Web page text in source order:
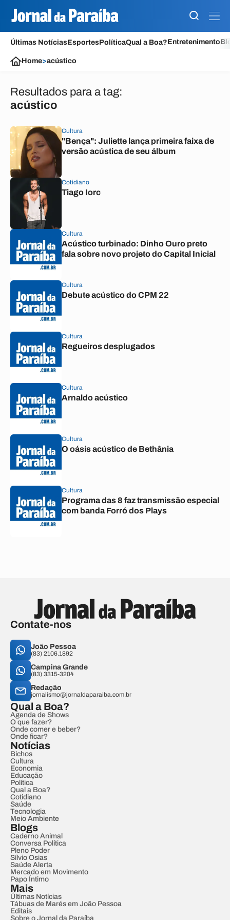
Últimas NotíciasEsportesPolíticaQual a Boa?Entretenimento
Home>acústico
Resultados para a tag:
acústico
Cultura
"Bença": Juliette lança primeira faixa de
versão acústica de seu álbum
Cotidiano
Tiago Iorc
Cultura
Acústico turbinado: Dinho Ouro preto
fala sobre novo projeto do Capital Inicial
Cultura
Debute acústico do CPM 22
Cultura
Regueiros desplugados
Cultura
Arnaldo acústico
Cultura
O oásis acústico de Bethânia
Cultura
Programa das 8 faz transmissão especial
com banda Forró dos Plays
Contate-nos
João Pessoa
(83) 2106.1892
Campina Grande
(83) 3315-3204
Redação
jornalismo@jornaldaparaiba.com.br
Qual a Boa?
Agenda de Shows
O que fazer?
Onde comer e beber?
Onde ficar?
Notícias
Bichos
Cultura
Economia
Educação
Política
Qual a Boa?
Cotidiano
Saúde
Tecnologia
Meio Ambiente
Blogs
Caderno Animal
Conversa Política
Pleno Poder
Sílvio Osias
Saúde Alerta
Mercado em Movimento
Papo Íntimo
Mais
Últimas Notícias
Tábuas de Marés em João Pessoa
Editais
Sobre o Jornal da Paraíba